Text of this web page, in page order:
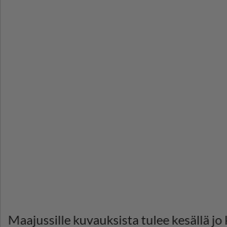
Maajussille kuvauksista tulee kesällä